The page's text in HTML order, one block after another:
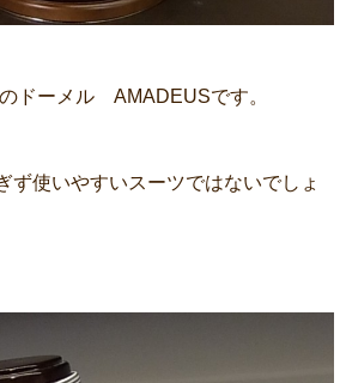
ドーメル AMADEUSです。
ず使いやすいスーツではないでしょ